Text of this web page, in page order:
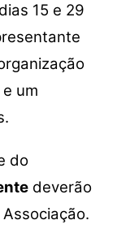
15 e 29
um
do
deverão